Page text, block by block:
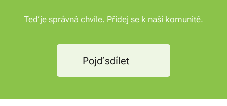
Teď je správná chvíle. Přidej se k naší komunitě.
Pojď sdílet ⚡